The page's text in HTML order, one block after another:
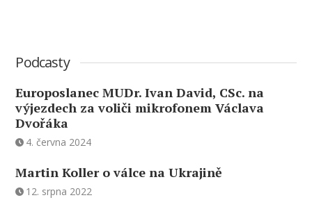
Podcasty
Europoslanec MUDr. Ivan David, CSc. na
výjezdech za voliči mikrofonem Václava
Dvořáka
4. června 2024
Martin Koller o válce na Ukrajině
12. srpna 2022